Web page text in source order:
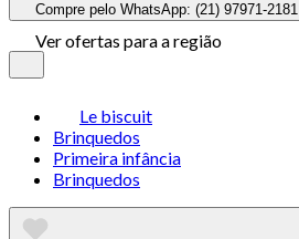
Compre pelo WhatsApp: (21) 97971-2181
Ver ofertas para a região
Le biscuit
Brinquedos
Primeira infância
Brinquedos